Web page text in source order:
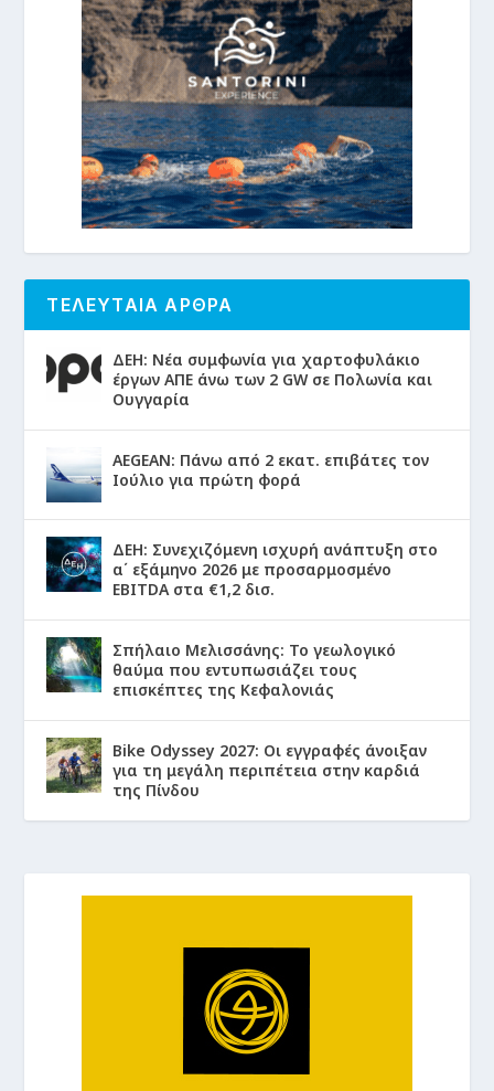
ΤΕΛΕΥΤΑΙΑ ΑΡΘΡΑ
ΔΕΗ: Νέα συμφωνία για χαρτοφυλάκιο
έργων ΑΠΕ άνω των 2 GW σε Πολωνία και
Ουγγαρία
AEGEAN: Πάνω από 2 εκατ. επιβάτες τον
Ιούλιο για πρώτη φορά
ΔΕΗ: Συνεχιζόμενη ισχυρή ανάπτυξη στο
α΄ εξάμηνο 2026 με προσαρμοσμένο
EBITDA στα €1,2 δισ.
Σπήλαιο Μελισσάνης: Το γεωλογικό
θαύμα που εντυπωσιάζει τους
επισκέπτες της Κεφαλονιάς
Bike Odyssey 2027: Οι εγγραφές άνοιξαν
για τη μεγάλη περιπέτεια στην καρδιά
της Πίνδου